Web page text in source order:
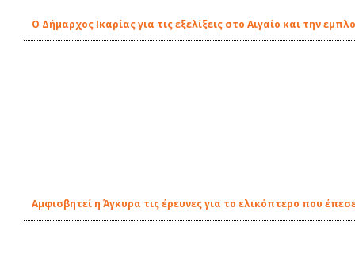
Ο Δήμαρχος Ικαρίας για τις εξελίξεις στο Αιγαίο και την
Αμφισβητεί η Άγκυρα τις έρευνες για το ελικόπτερο που